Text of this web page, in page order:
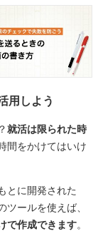
用しよう
就活は限られた時
間をかけてはいけ
とに開発された
ツールを使えば、
で作成できます。